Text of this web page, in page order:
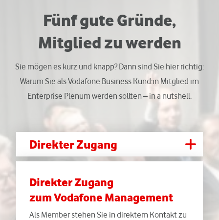
Fünf gute Gründe,
Mitglied zu werden
Sie mögen es kurz und knapp? Dann sind Sie hier richtig:
Warum Sie als Vodafone Business Kund:in Mitglied im
Enterprise Plenum werden sollten – in a nutshell.
Direkter Zugang
Direkter Zugang
zum Vodafone Management
Als Member stehen Sie in direktem Kontakt zu